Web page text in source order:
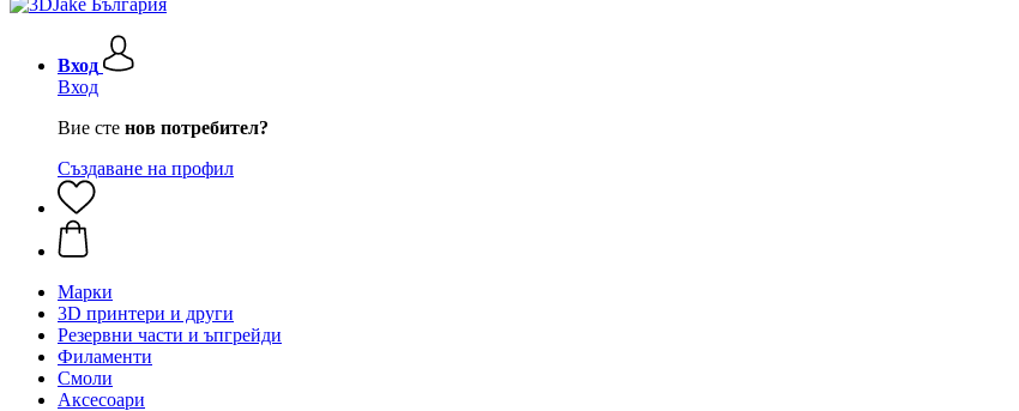
Вход
Вход
Вие сте нов потребител?
Създаване на профил
Mарки
3D принтери и други
Резервни части и ъпгрейди
Филаменти
Смоли
Аксесоари